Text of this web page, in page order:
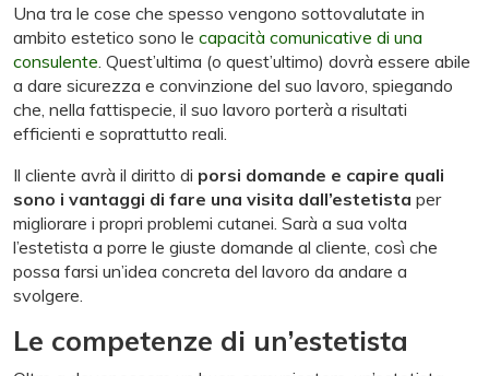
Una tra le cose che spesso vengono sottovalutate in
ambito estetico sono le capacità comunicative di una
consulente . Quest’ultima (o quest’ultimo) dovrà essere abile
a dare sicurezza e convinzione del suo lavoro, spiegando
che, nella fattispecie, il suo lavoro porterà a risultati
efficienti e soprattutto reali.
Il cliente avrà il diritto di porsi domande e capire quali
sono i vantaggi di fare una visita dall’estetista per
migliorare i propri problemi cutanei. Sarà a sua volta
l’estetista a porre le giuste domande al cliente, così che
possa farsi un’idea concreta del lavoro da andare a
svolgere.
Le competenze di un’estetista